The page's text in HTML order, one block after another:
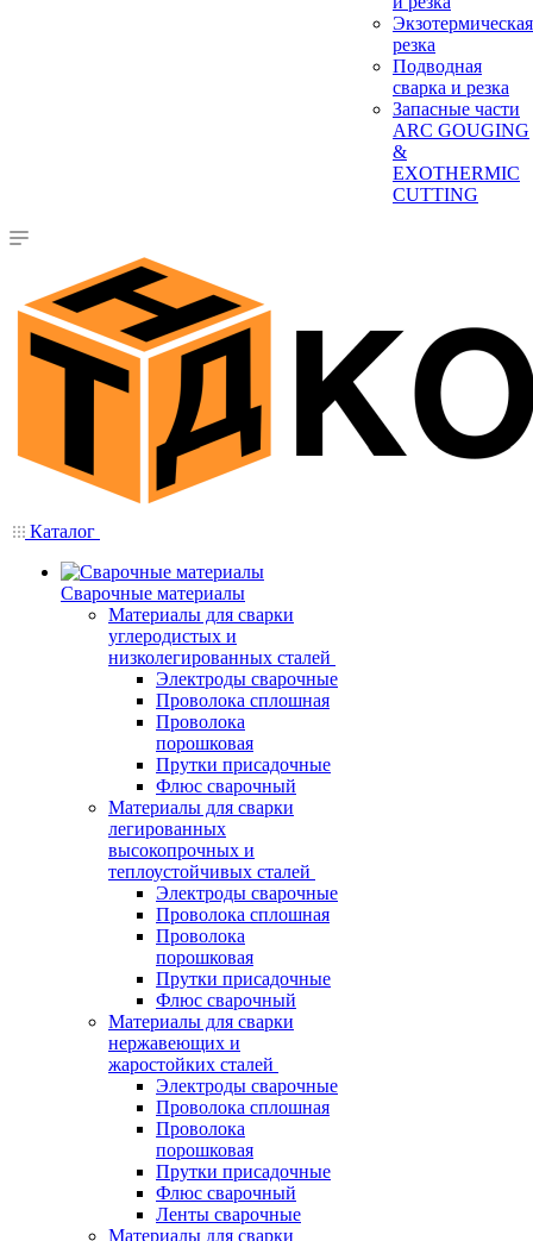
Экзотермическая
резка
Подводная
сварка и резка
Запасные части
ARC GOUGING
&
EXOTHERMIC
CUTTING
Каталог
Сварочные материалы
Материалы для сварки
углеродистых и
низколегированных сталей
Электроды сварочные
Проволока сплошная
Проволока
порошковая
Прутки присадочные
Флюс сварочный
Материалы для сварки
легированных
высокопрочных и
теплоустойчивых сталей
Электроды сварочные
Проволока сплошная
Проволока
порошковая
Прутки присадочные
Флюс сварочный
Материалы для сварки
нержавеющих и
жаростойких сталей
Электроды сварочные
Проволока сплошная
Проволока
порошковая
Прутки присадочные
Флюс сварочный
Ленты сварочные
Материалы для сварки